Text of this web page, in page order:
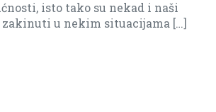
tako su nekad i naši
u nekim situacijama […]